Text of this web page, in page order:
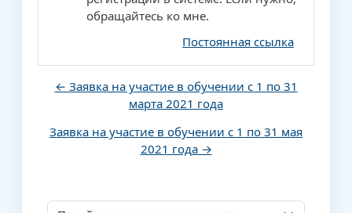
обращайтесь ко мне.
Постоянная ссылка
← Заявка на участие в обучении с 1 по 31
марта 2021 года
Заявка на участие в обучении с 1 по 31 мая
2021 года →